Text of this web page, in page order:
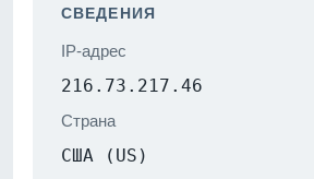
СВЕДЕНИЯ
IP-адрес
216.73.217.46
Страна
США (US)